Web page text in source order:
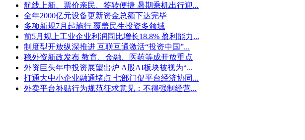
航线上新、票价亲民、签转便捷 暑期乘机出行迎...
全年2000亿元设备更新资金总额下达完毕
多项新规7月起施行 覆盖民生投资多领域
前5月规上工业企业利润同比增长18.8% 盈利能力...
制度型开放纵深推进 互联互通激活“投资中国”...
稳外资新政发布 教育、金融、医药等成开放重点
外资巨头年中投资展望出炉 A股AI板块被视为“...
打通大中小企业融通堵点 七部门促平台经济协同...
外卖平台补贴行为规范征求意见：不得强制经营...